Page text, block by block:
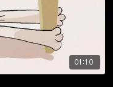
01:10